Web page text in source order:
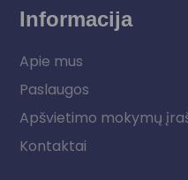
Informacija
Apie mus
Paslaugos
Apšvietimo mokymų
Kontaktai